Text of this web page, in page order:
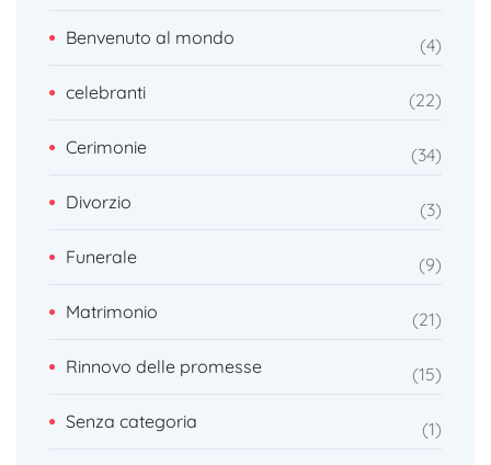
Benvenuto al mondo 4
celebranti 22
Cerimonie 34
Divorzio 3
Funerale 9
Matrimonio 21
Rinnovo delle promesse 15
Senza categoria 1